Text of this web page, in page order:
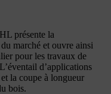
présente la
marché et ouvre ainsi
pour les travaux de
d’applications
et la coupe à longueur
bois.